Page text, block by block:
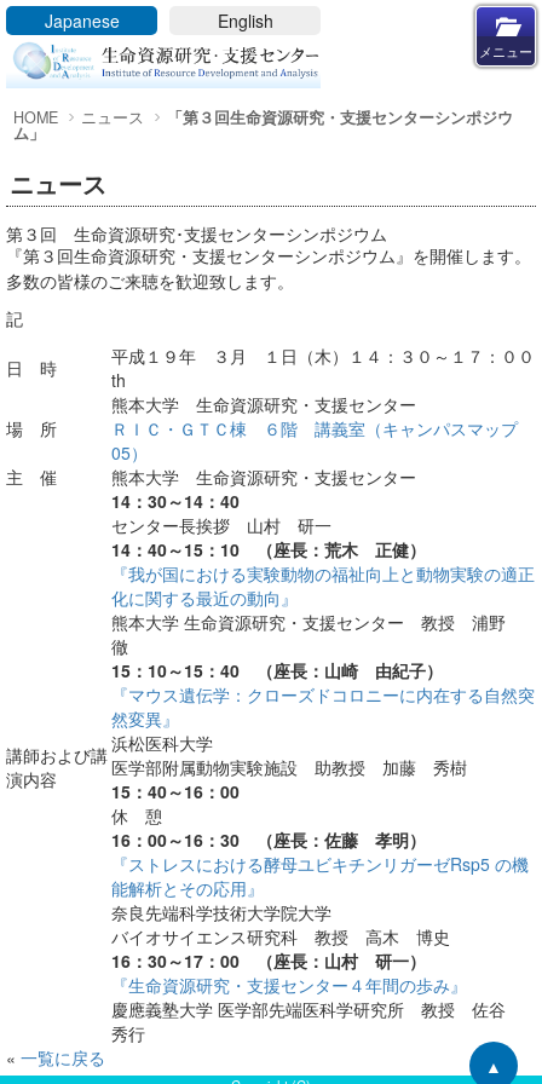
メニュー
Japanese English
HOME ニュース 「第３回生命資源研究・支援センターシンポジウ
ム」
ニュース
第３回 生命資源研究･支援センターシンポジウム
『第３回生命資源研究・支援センターシンポジウム』を開催します。
多数の皆様のご来聴を歓迎致します。
記
日 時
平成１９年 ３月 １日（木）１４：３０～１７：００
th
場 所
熊本大学 生命資源研究・支援センター
ＲＩＣ・ＧＴＣ棟 ６階 講義室（キャンパスマップ
05）
主 催
熊本大学 生命資源研究・支援センター
講師および講
演内容
14：30～14：40
センター長挨拶 山村 研一
14：40～15：10 （座長：荒木 正健）
『我が国における実験動物の福祉向上と動物実験の適正
化に関する最近の動向』
熊本大学 生命資源研究・支援センター 教授 浦野
徹
15：10～15：40 （座長：山崎 由紀子）
『マウス遺伝学：クローズドコロニーに内在する自然突
然変異』
浜松医科大学
医学部附属動物実験施設 助教授 加藤 秀樹
15：40～16：00
休 憩
16：00～16：30 （座長：佐藤 孝明）
『ストレスにおける酵母ユビキチンリガーゼRsp5 の機
能解析とその応用』
奈良先端科学技術大学院大学
バイオサイエンス研究科 教授 高木 博史
16：30～17：00 （座長：山村 研一）
『生命資源研究・支援センター４年間の歩み』
慶應義塾大学 医学部先端医科学研究所 教授 佐谷
秀行
« 一覧に戻る
HOME
研究分野
客員教員
ニュース
支援業務
遺伝子実験関係
アイソトープ実験関係
DATABASE
CARD R-BASE
EGTC
EGTC Topics
Link
熊本大学ホームページ
男女共同参画事業
サイトマップ
熊本マウスクリニック（KMC）機器予約システ
ム
▲